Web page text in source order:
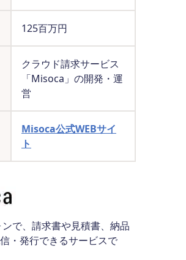
125百万円
クラウド請求サービス
「Misoca」の開発・運
営
Misoca公式WEBサイ
ト
で、請求書や見積書、納品
・発行できるサービスで